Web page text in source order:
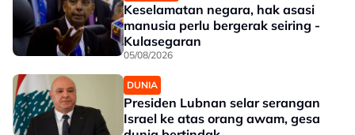
Keselamatan negara, hak asasi
manusia perlu bergerak seiring -
Kulasegaran
05/08/2026
DUNIA
Presiden Lubnan selar serangan
Israel ke atas orang awam, gesa